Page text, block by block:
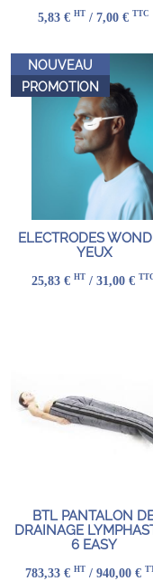
5,83 € HT / 7,00 € TTC
NOUVEAU
PROMOTION
ELECTRODES
YEUX
25,83 € HT / 31,00 €
BTL PANTALON
DRAINAGE
6 EASY
783,33 € HT / 940,00 €